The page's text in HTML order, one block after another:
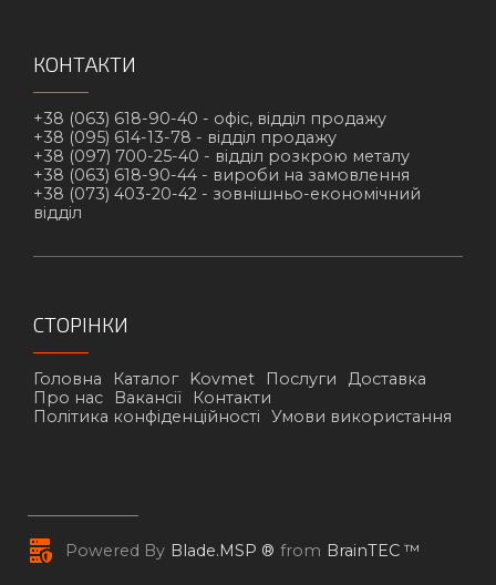
КОНТАКТИ
+38 (063) 618-90-40 - офіс, відділ продажу
+38 (095) 614-13-78 - відділ продажу
+38 (097) 700-25-40 - відділ розкрою металу
+38 (063) 618-90-44 - вироби на замовлення
+38 (073) 403-20-42 - зовнішньо-економічний
відділ
СТОРІНКИ
Головна Каталог Kovmet Послуги
Доставка
Про нас
Вакансії
Контакти
Політика конфіденційності
Умови використання
Powered By Blade.MSP ® from BrainTEC ™